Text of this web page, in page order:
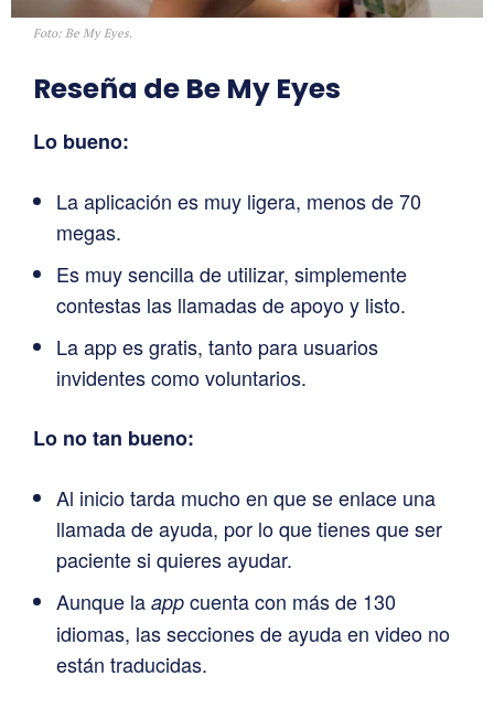
Foto: Be My Eyes.
Reseña de Be My Eyes
Lo bueno:
La aplicación es muy ligera, menos de 70
megas.
Es muy sencilla de utilizar, simplemente
contestas las llamadas de apoyo y listo.
La app es gratis, tanto para usuarios
invidentes como voluntarios.
Lo no tan bueno:
Al inicio tarda mucho en que se enlace una
llamada de ayuda, por lo que tienes que ser
paciente si quieres ayudar.
Aunque la app cuenta con más de 130
idiomas, las secciones de ayuda en video no
están traducidas.